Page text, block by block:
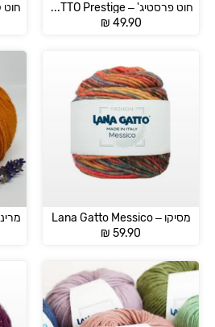
חוט פרסטיג' – LANNA GATTO Prestige
₪ 49.90
מסיקו – Lana Gatto Messico
₪ 59.90